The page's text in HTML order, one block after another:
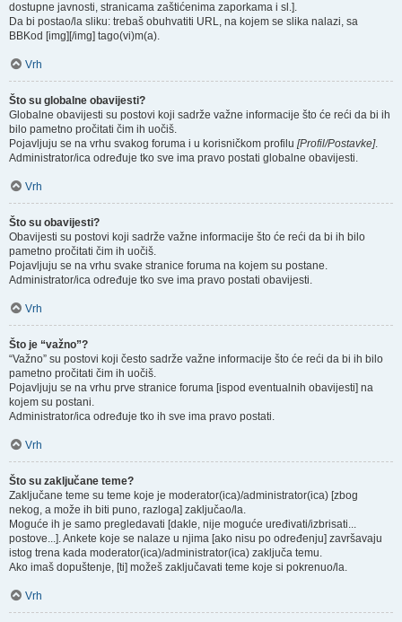
dostupne javnosti, stranicama zaštićenima zaporkama i sl.].
Da bi postao/la sliku: trebaš obuhvatiti URL, na kojem se slika nalazi, sa
BBKod [img][/img] tago(vi)m(a).
Vrh
Što su globalne obavijesti?
Globalne obavijesti su postovi koji sadrže važne informacije što će reći da bi ih
bilo pametno pročitati čim ih uočiš.
Pojavljuju se na vrhu svakog foruma i u korisničkom profilu [Profil/Postavke].
Administrator/ica određuje tko sve ima pravo postati globalne obavijesti.
Vrh
Što su obavijesti?
Obavijesti su postovi koji sadrže važne informacije što će reći da bi ih bilo
pametno pročitati čim ih uočiš.
Pojavljuju se na vrhu svake stranice foruma na kojem su postane.
Administrator/ica određuje tko sve ima pravo postati obavijesti.
Vrh
Što je “važno”?
“Važno” su postovi koji često sadrže važne informacije što će reći da bi ih bilo
pametno pročitati čim ih uočiš.
Pojavljuju se na vrhu prve stranice foruma [ispod eventualnih obavijesti] na
kojem su postani.
Administrator/ica određuje tko ih sve ima pravo postati.
Vrh
Što su zaključane teme?
Zaključane teme su teme koje je moderator(ica)/administrator(ica) [zbog
nekog, a može ih biti puno, razloga] zaključao/la.
Moguće ih je samo pregledavati [dakle, nije moguće uređivati/izbrisati...
postove...]. Ankete koje se nalaze u njima [ako nisu po određenju] završavaju
istog trena kada moderator(ica)/administrator(ica) zaključa temu.
Ako imaš dopuštenje, [ti] možeš zaključavati teme koje si pokrenuo/la.
Vrh